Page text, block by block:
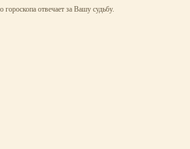
отвечает за Вашу судьбу.